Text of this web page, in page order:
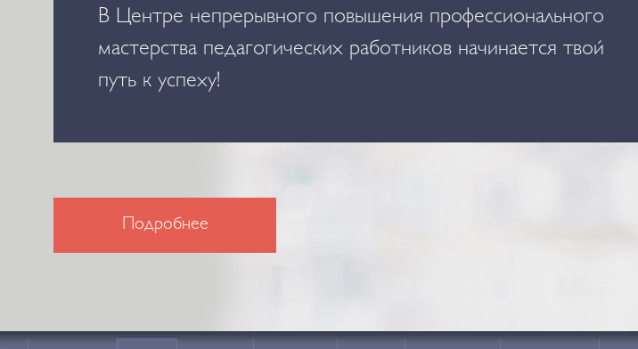
Сделайте шаг к успешной карьере - пройди обучение в
нашем центре!
Подробнее